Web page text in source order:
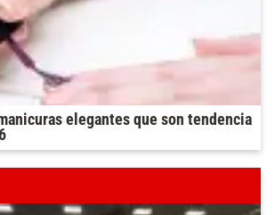
elegantes que son tendencia